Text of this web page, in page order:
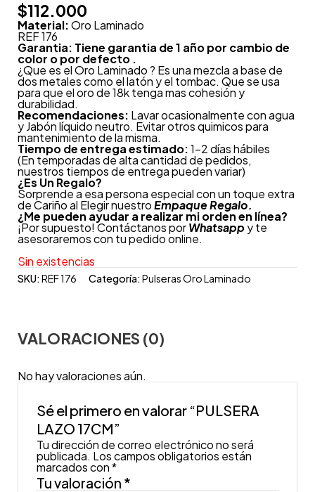
$112.000
Material:Oro Laminado
REF 176
Garantia: Tiene garantia de 1 año por cambio de
color o por defecto .
¿Que es el Oro Laminado ? Es una mezcla a base de
dos metales como el latón y el tombac. Que se usa
para que el oro de 18k tenga mas cohesión y
durabilidad.
Recomendaciones: Lavar ocasionalmente con agua
y Jabón líquido neutro. Evitar otros quimicos para
mantenimiento de la misma.
Tiempo de entrega estimado:1-2 días hábiles
(En temporadas de alta cantidad de pedidos,
nuestros tiempos de entrega pueden variar)
¿Es Un Regalo?
Sorprende a esa persona especial con un toque extra
de Cariño al Elegir nuestroEmpaque Regalo.
¿Me pueden ayudar a realizar mi orden en línea?
¡Por supuesto! Contáctanos porWhatsapp y te
asesoraremos con tu pedido online.
Sin existencias
SKU:REF 176 Categoría:Pulseras Oro Laminado
VALORACIONES (0)
No hay valoraciones aún.
Sé el primero en valorar “PULSERA
LAZO 17CM”
Tu dirección de correo electrónico no será
publicada. Los campos obligatorios están
marcados con*
Tu valoración *